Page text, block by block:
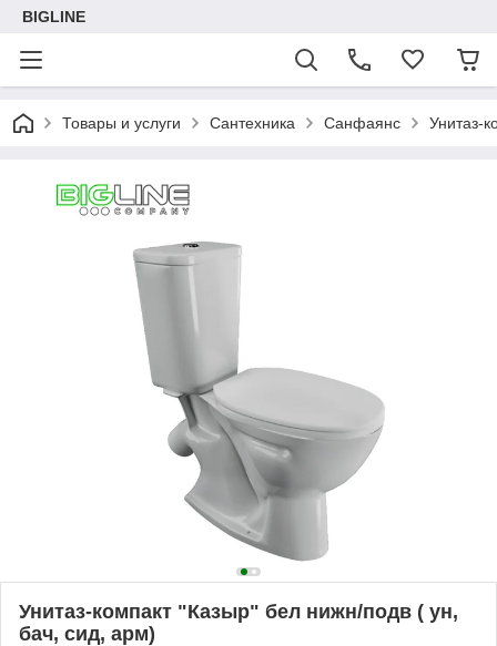
BIGLINE
Товары и услуги Сантехника Санфаянс Унитаз-
Унитаз-компакт "Казыр" бел нижн/подв ( ун,
бач, сид, арм)